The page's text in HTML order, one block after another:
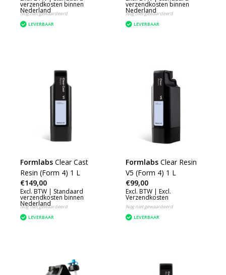
verzendkosten binnen
Nederland
Nog niet gewaardeerd
LEVERBAAR
verzendkosten binnen
Nederland
Nog niet gewaardeerd
LEVERBAAR
Formlabs Clear Cast
Resin (Form 4) 1 L
€149,00
Excl. BTW | Standaard
verzendkosten binnen
Nederland
Nog niet gewaardeerd
LEVERBAAR
Formlabs Clear Resin
V5 (Form 4) 1 L
€99,00
Excl. BTW | Excl.
Verzendkosten
Nog niet gewaardeerd
LEVERBAAR